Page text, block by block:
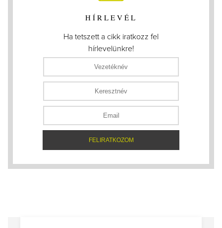
HÍRLEVÉL
Ha tetszett a cikk iratkozz fel
hírlevelünkre!